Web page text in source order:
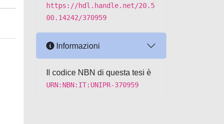
https://hdl.handle.net/20.5
00.14242/370959
Informazioni
Il codice NBN di questa tesi è
URN:NBN:IT:UNIPR-370959